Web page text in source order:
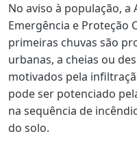
No aviso à população,
Emergência e Proteção
primeiras chuvas são
urbanas, a cheias ou
motivados pela
pode ser potenciado
na sequência de
do solo.